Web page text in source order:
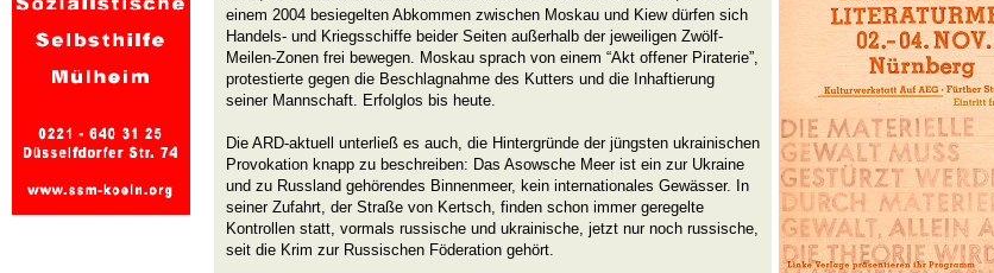
einem 2004 besiegelten Abkommen zwischen Moskau und Kiew dürfen sich
Handels- und Kriegsschiffe beider Seiten außerhalb der jeweiligen Zwölf-
Meilen-Zonen frei bewegen. Moskau sprach von einem “Akt offener Piraterie”,
protestierte gegen die Beschlagnahme des Kutters und die Inhaftierung
seiner Mannschaft. Erfolglos bis heute.
Die ARD-aktuell unterließ es auch, die Hintergründe der jüngsten ukrainischen
Provokation knapp zu beschreiben: Das Asowsche Meer ist ein zur Ukraine
und zu Russland gehörendes Binnenmeer, kein internationales Gewässer. In
seiner Zufahrt, der Straße von Kertsch, finden schon immer geregelte
Kontrollen statt, vormals russische und ukrainische, jetzt nur noch russische,
seit die Krim zur Russischen Föderation gehört.